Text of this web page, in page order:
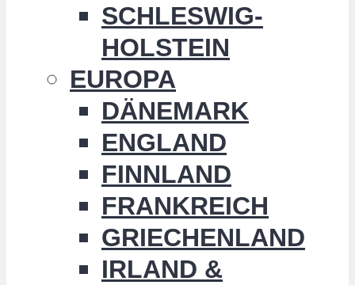
SCHLESWIG-
HOLSTEIN
EUROPA
DÄNEMARK
ENGLAND
FINNLAND
FRANKREICH
GRIECHENLAND
IRLAND &